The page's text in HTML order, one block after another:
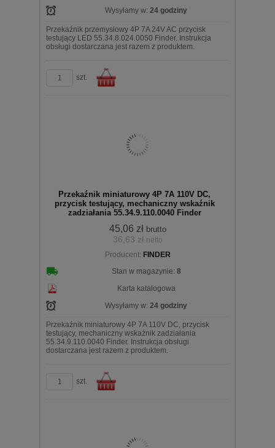
Wysyłamy w: 24 godziny
Przekaźnik przemysłowy 4P 7A 24V AC przycisk
testujący LED 55.34.8.024.0050 Finder. Instrukcja
obsługi dostarczana jest razem z produktem.
szt.
koszyka
Przekaźnik miniaturowy 4P 7A 110V DC,
przycisk testujący, mechaniczny wskaźnik
zadziałania 55.34.9.110.0040 Finder
45,06 zł brutto
36,63 zł netto
Producent: FINDER
Stan w magazynie: 8
Karta katalogowa
Wysyłamy w: 24 godziny
Przekaźnik miniaturowy 4P 7A 110V DC, przycisk
testujący, mechaniczny wskaźnik zadziałania
55.34.9.110.0040 Finder. Instrukcja obsługi
dostarczana jest razem z produktem.
szt.